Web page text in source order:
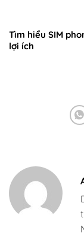
Tìm hiểu SIM
lợi ích